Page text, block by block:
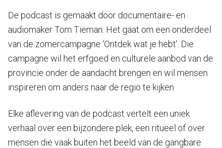
De podcast is gemaakt door documentaire- en
audiomaker Tom Tieman. Het gaat om een onderdeel
van de zomercampagne ‘Ontdek wat je hebt’. Die
campagne wil het erfgoed en culturele aanbod van de
provincie onder de aandacht brengen en wil mensen
inspireren om anders naar de regio te kijken.
Elke aflevering van de podcast vertelt een uniek
verhaal over een bijzondere plek, een ritueel of over
mensen die vaak buiten het beeld van de gangbare